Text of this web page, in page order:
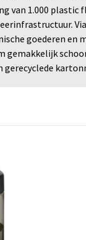
van 1.000 plastic
goederen en
gemakkelijk
gerecyclede